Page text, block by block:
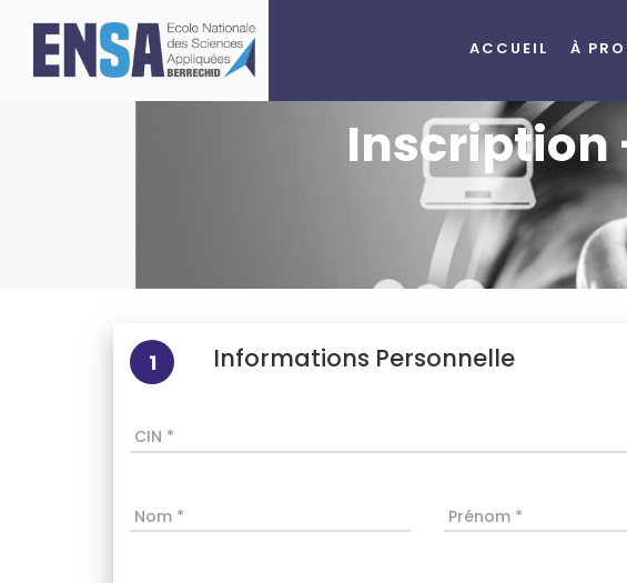
Inscription
1 Informations Personnelle
CIN *
Nom * Prénom *
ACCUEIL À